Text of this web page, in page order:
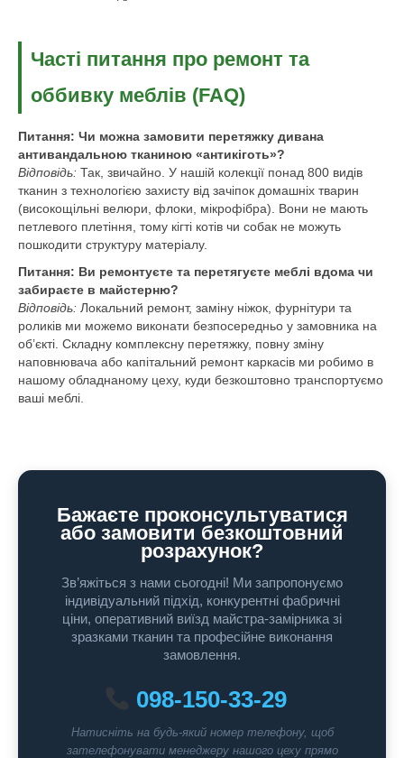
Часті питання про ремонт та
оббивку меблів (FAQ)
Питання: Чи можна замовити перетяжку дивана
антивандальною тканиною «антикіготь»?
Відповідь: Так, звичайно. У нашій колекції понад 800 видів
тканин з технологією захисту від зачіпок домашніх тварин
(високощільні велюри, флоки, мікрофібра). Вони не мають
петлевого плетіння, тому кігті котів чи собак не можуть
пошкодити структуру матеріалу.
Питання: Ви ремонтуєте та перетягуєте меблі вдома чи
забираєте в майстерню?
Відповідь: Локальний ремонт, заміну ніжок, фурнітури та
роликів ми можемо виконати безпосередньо у замовника на
об’єкті. Складну комплексну перетяжку, повну зміну
наповнювача або капітальний ремонт каркасів ми робимо в
нашому обладнаному цеху, куди безкоштовно транспортуємо
ваші меблі.
Бажаєте проконсультуватися
або замовити безкоштовний
розрахунок?
Зв’яжіться з нами сьогодні! Ми запропонуємо
індивідуальний підхід, конкурентні фабричні
ціни, оперативний виїзд майстра-замірника зі
зразками тканин та професійне виконання
замовлення.
098-150-33-29
Натисніть на будь-який номер телефону, щоб
зателефонувати менеджеру нашого цеху прямо